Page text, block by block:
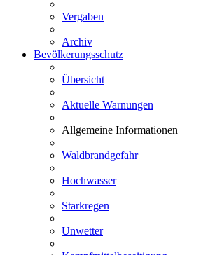
Vergaben
Archiv
Bevölkerungsschutz
Übersicht
Aktuelle Warnungen
Allgemeine Informationen
Waldbrandgefahr
Hochwasser
Starkregen
Unwetter